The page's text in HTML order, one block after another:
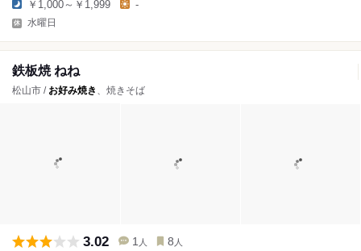
￥1,000～￥1,999 -
水曜日
鉄板焼 ねね
松山市 / お好み焼き 、焼きそば
3.02 1 人 8 人